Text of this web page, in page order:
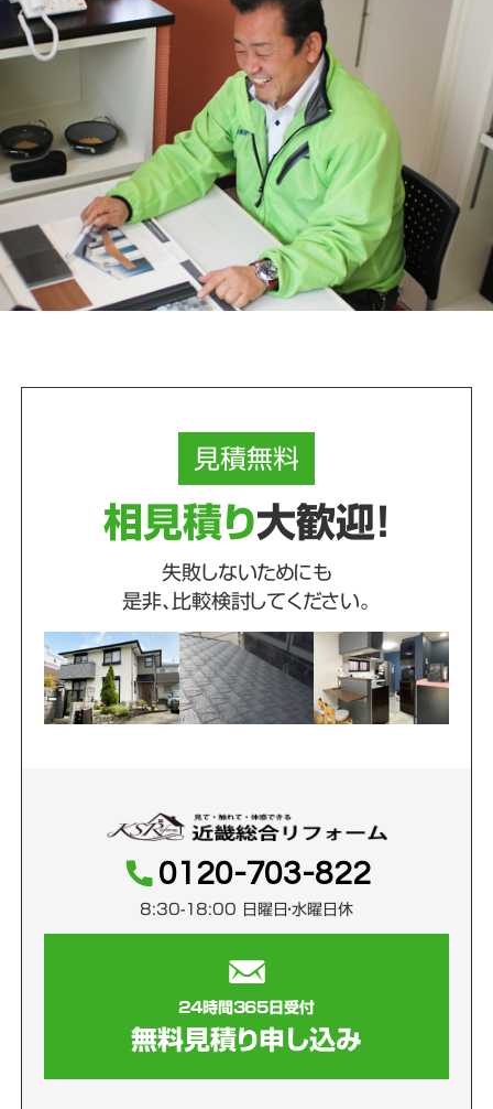
見積無料
相見積り大歓迎！
失敗しないためにも
是非、比較検討してください。
0120-703-822
8:30-18:00 日曜日・水曜日休
24時間365日受付
無料見積り申し込み